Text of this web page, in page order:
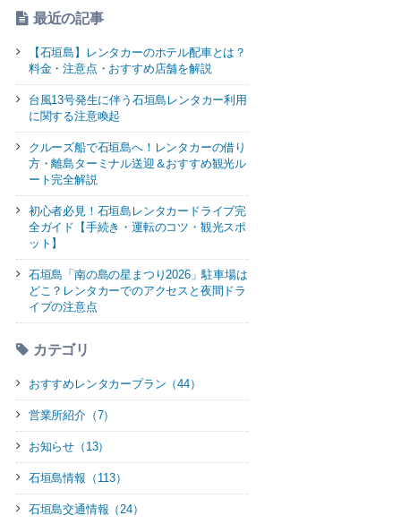
最近の記事
【石垣島】レンタカーのホテル配車とは？
料金・注意点・おすすめ店舗を解説
台風13号発生に伴う石垣島レンタカー利用
に関する注意喚起
クルーズ船で石垣島へ！レンタカーの借り
方・離島ターミナル送迎＆おすすめ観光ル
ート完全解説
初心者必見！石垣島レンタカードライブ完
全ガイド【手続き・運転のコツ・観光スポ
ット】
石垣島「南の島の星まつり2026」駐車場は
どこ？レンタカーでのアクセスと夜間ドラ
イブの注意点
カテゴリ
おすすめレンタカープラン（44）
営業所紹介（7）
お知らせ（13）
石垣島情報（113）
石垣島交通情報（24）